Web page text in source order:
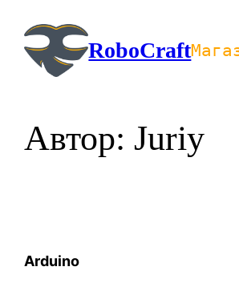
содержимомуRoboCraft
Автор: Juriy
Arduino